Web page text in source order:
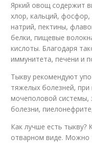
Яркий овощ содержит
хлор, кальций, фосфор,
натрий, пектины,
белки, пищевые
кислоты. Благодаря
иммунитета, печени и
Тыкву рекомендуют
тяжелых болезней,
мочеполовой системы,
болезни,
Как лучше есть
отварном виде. Можно